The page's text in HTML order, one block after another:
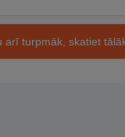
turpmāk, skatiet